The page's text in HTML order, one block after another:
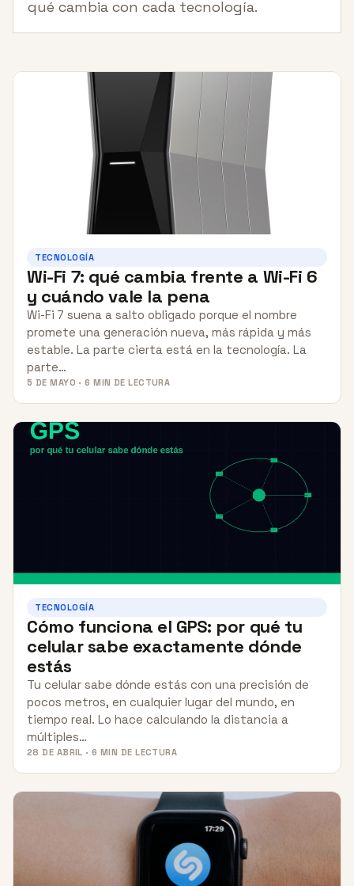
qué cambia con cada tecnología.
TECNOLOGÍA
Wi-Fi 7: qué cambia frente a Wi-Fi 6
y cuándo vale la pena
Wi-Fi 7 suena a salto obligado porque el nombre
promete una generación nueva, más rápida y más
estable. La parte cierta está en la tecnología. La
parte…
5 DE MAYO · 6 MIN DE LECTURA
TECNOLOGÍA
Cómo funciona el GPS: por qué tu
celular sabe exactamente dónde
estás
Tu celular sabe dónde estás con una precisión de
pocos metros, en cualquier lugar del mundo, en
tiempo real. Lo hace calculando la distancia a
múltiples…
28 DE ABRIL · 6 MIN DE LECTURA